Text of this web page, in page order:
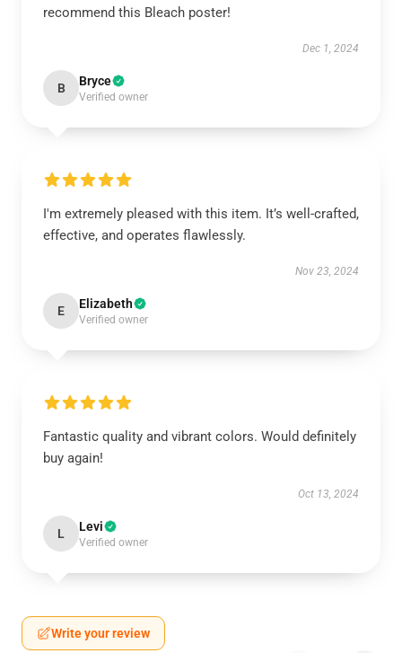
recommend this Bleach poster!
Dec 1, 2024
B Bryce
Verified owner
I'm extremely pleased with this item. It’s well-crafted,
effective, and operates flawlessly.
Nov 23, 2024
E Elizabeth
Verified owner
Fantastic quality and vibrant colors. Would definitely
buy again!
Oct 13, 2024
L Levi
Verified owner
Write your review